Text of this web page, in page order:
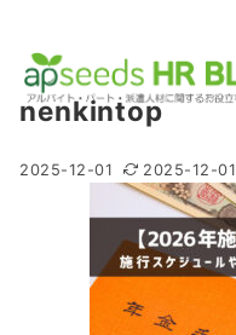
nenkintop
2025-12-01 2025-12-01